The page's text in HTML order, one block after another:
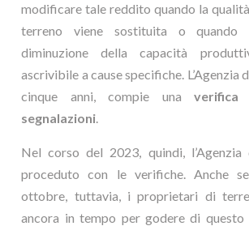
modificare tale reddito quando la
terreno viene sostituita o quando
diminuzione della capacità
ascrivibile a cause specifiche. L’Agenzia
cinque anni, compie una verifica
segnalazioni.
Nel corso del 2023, quindi, l’Agenzia
proceduto con le verifiche. Anche
ottobre, tuttavia, i proprietari di
ancora in tempo per godere di questo